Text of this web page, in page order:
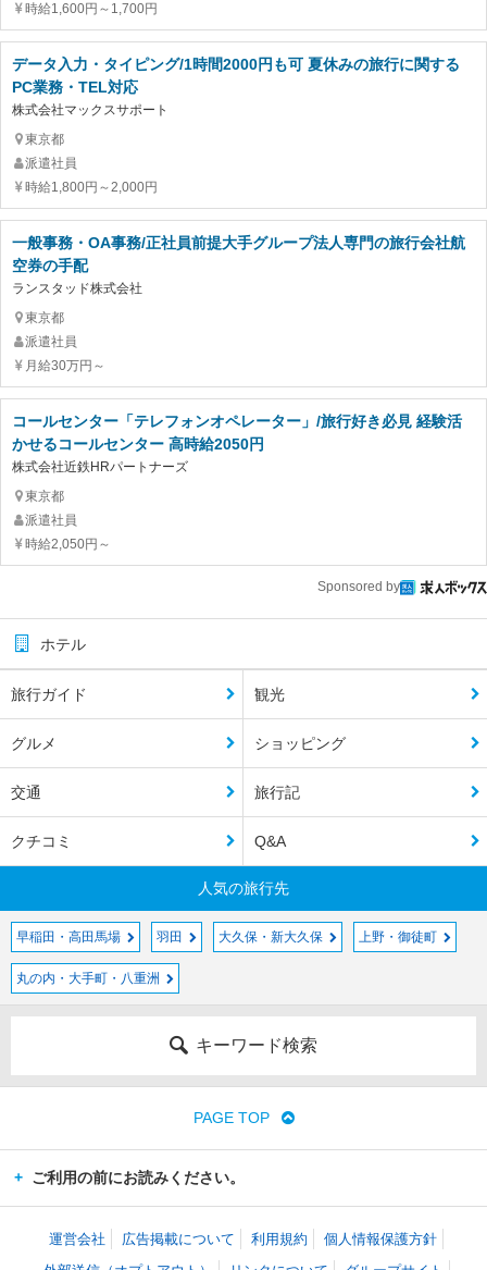
時給1,600円～1,700円
データ入力・タイピング/1時間2000円も可 夏休みの旅行に関する
PC業務・TEL対応
株式会社マックスサポート
東京都
派遣社員
時給1,800円～2,000円
一般事務・OA事務/正社員前提大手グループ法人専門の旅行会社航
空券の手配
ランスタッド株式会社
東京都
派遣社員
月給30万円～
コールセンター「テレフォンオペレーター」/旅行好き必見 経験活
かせるコールセンター 高時給2050円
株式会社近鉄HRパートナーズ
東京都
派遣社員
時給2,050円～
Sponsored by
ホテル
旅行ガイド 観光
グルメ ショッピング
交通 旅行記
クチコミ Q&A
人気の旅行先
早稲田・高田馬場 羽田 大久保・新大久保 上野・御徒町
丸の内・大手町・八重洲
キーワード検索
PAGE TOP
ご利用の前にお読みください。
運営会社 広告掲載について 利用規約
個人情報保護方針